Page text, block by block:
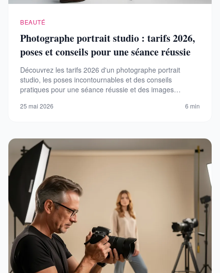
BEAUTÉ
Photographe portrait studio : tarifs 2026,
poses et conseils pour une séance réussie
Découvrez les tarifs 2026 d'un photographe portrait
studio, les poses incontournables et des conseils
pratiques pour une séance réussie et des images
25 mai 2026 6 min